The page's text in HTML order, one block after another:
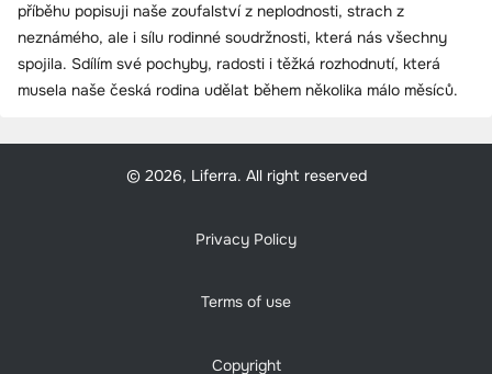
příběhu popisuji naše zoufalství z neplodnosti, strach z
neznámého, ale i sílu rodinné soudržnosti, která nás všechny
spojila. Sdílím své pochyby, radosti i těžká rozhodnutí, která
musela naše česká rodina udělat během několika málo měsíců.
© 2026, Liferra. All right reserved
Privacy Policy
Terms of use
Copyright